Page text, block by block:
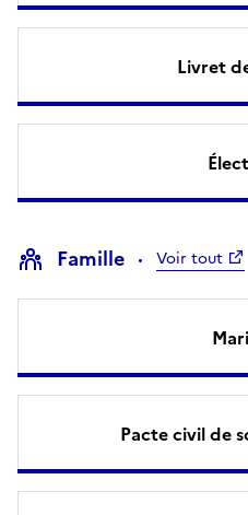
Livret
Famille Voir tout
Pacte civil de